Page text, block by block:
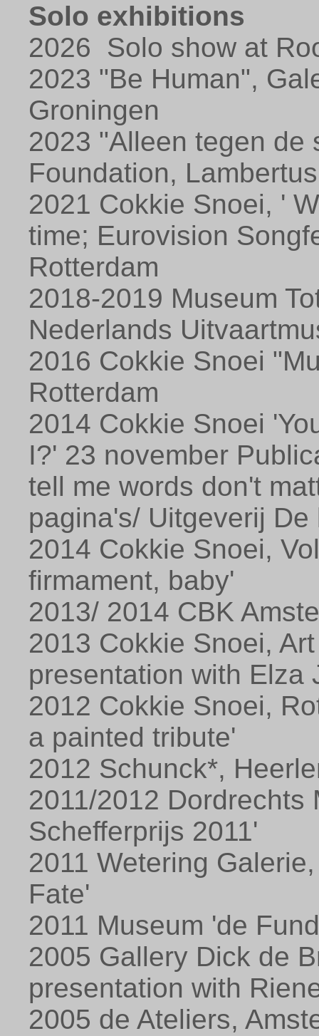
Solo exhibitions
2026 Solo show at
2023 "Be Human",
Groningen
2023 "Alleen tegen de
Foundation,
2021 Cokkie Snoei, '
time; Eurovision
Rotterdam
2018-2019 Museum
Nederlands
2016 Cokkie Snoei
Rotterdam
2014 Cokkie Snoei
I?' 23 november
tell me words don't
pagina's/ Uitgeverij De
2014 Cokkie Snoei,
firmament, baby'
2013/ 2014 CBK
2013 Cokkie Snoei,
presentation with Elza
2012 Cokkie Snoei,
a painted tribute'
2012 Schunck*,
2011/2012 Dordrechts
Schefferprijs 2011'
2011 Wetering
Fate'
2011 Museum 'de
2005 Gallery Dick de
presentation with
2005 de Ateliers,